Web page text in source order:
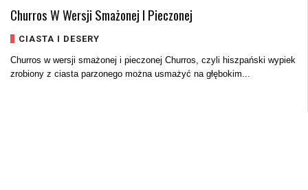
Churros W Wersji Smażonej I Pieczonej
CIASTA I DESERY
Churros w wersji smażonej i pieczonej Churros, czyli hiszpański wypiek
zrobiony z ciasta parzonego można usmażyć na głębokim...